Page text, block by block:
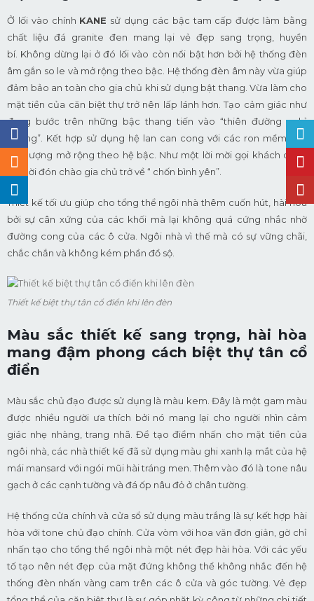
Ở lối vào chính KANE sử dụng các bậc tam cấp được làm bằng
chất liệu đá granite đen mang lại vẻ đẹp sang trọng, huyền
bí. Không dừng lại ở đó lối vào còn nổi bật hơn bởi hệ thống đèn
âm gắn so le và mở rộng theo bậc. Hệ thống đèn âm này vừa giúp
đảm bảo an toàn cho gia chủ khi sử dụng bật thang. Vừa làm cho
mặt tiền của căn biệt thự trở nên lấp lánh hơn. Tạo cảm giác như
đang bước trên những bậc thang tiến vào “thiên đường nghỉ
dưỡng”. Kết hợp sử dụng hệ lan can cong với các ron mềm mại
uốn lượng mở rộng theo hệ bậc. Như một lời mời gọi khách cũng
như lời đón chào gia chủ trở về “ chốn bình yên”.
Thiết kế tối ưu giúp cho tổng thể ngôi nhà thêm cuốn hút, hài hòa
bởi sự cân xứng của các khối mà lại không quá cứng nhắc nhờ
đường cong của các ô cửa. Ngôi nhà vì thế mà có sự vững chãi,
chắc chắn và không kém phần đồ sộ.
Thiết kế biệt thự tân cổ điển khi lên đèn
Màu sắc thiết kế sang trọng, hài hòa
mang đậm phong cách biệt thự tân cổ
điển
Màu sắc chủ đạo được sử dụng là màu kem. Đây là một gam màu
được nhiều người ưa thích bởi nó mang lại cho người nhìn cảm
giác nhẹ nhàng, trang nhã. Để tạo điểm nhấn cho mặt tiền của
ngôi nhà, các nhà thiết kế đã sử dụng màu ghi xanh lạ mắt của hệ
mái mansard với ngói mũi hài tráng men. Thêm vào đó là tone nâu
gạch ở các cạnh tường và đá ốp nâu đỏ ở chân tường.
Hệ thống cửa chính và cửa sổ sử dụng màu trắng là sự kết hợp hài
hòa với tone chủ đạo chính. Cửa vòm với hoa văn đơn giản, gờ chỉ
nhấn tạo cho tổng thể ngôi nhà một nét đẹp hài hòa. Với các yếu
tố tạo nên nét đẹp của mặt đứng không thể không nhắc đến hệ
thống đèn nhấn vàng cam trên các ô cửa và góc tường. Vẻ đẹp